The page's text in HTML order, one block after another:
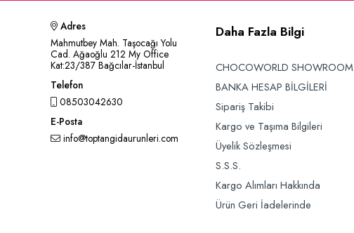
Adres
Mahmutbey Mah. Taşocağı Yolu
Cad. Ağaoğlu 212 My Office
Kat:23/387 Bağcılar-İstanbul
Telefon
08503042630
E-Posta
info@toptangidaurunleri.com
Daha Fazla Bilgi
CHOCOWORLD SHOWROOM
BANKA HESAP BİLGİLERİ
Sipariş Takibi
Kargo ve Taşıma Bilgileri
Üyelik Sözleşmesi
S.S.S.
Kargo Alımları Hakkında
Ürün Geri İadelerinde